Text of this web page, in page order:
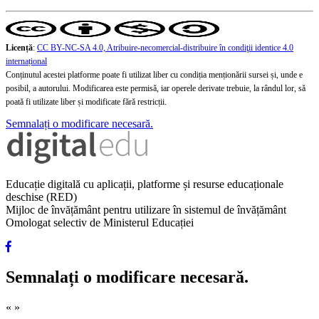
Licență: CC BY-NC-SA 4.0, Atribuire-necomercial-distribuire în condiţii identice 4.0
internațional
Conținutul acestei platforme poate fi utilizat liber cu condiția menționării sursei și, unde e
posibil, a autorului. Modificarea este permisă, iar operele derivate trebuie, la rândul lor, să
poată fi utilizate liber și modificate fără restricții.
Semnalați o modificare necesară.
Educație digitală cu aplicații, platforme și resurse educaționale
deschise (RED)
Mijloc de învățământ pentru utilizare în sistemul de învățământ
Omologat selectiv de Ministerul Educației
Semnalați o modificare necesară.
« »